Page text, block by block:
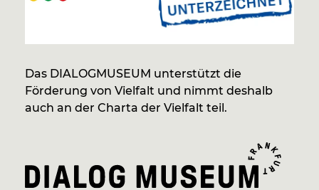
Das DIALOGMUSEUM unterstützt die
Förderung von Vielfalt und nimmt deshalb
auch an der Charta der Vielfalt teil.